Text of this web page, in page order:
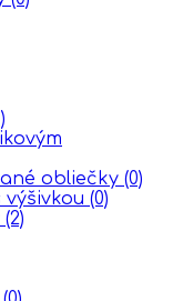
obliečky (0)
výšivkou (0)
(2)